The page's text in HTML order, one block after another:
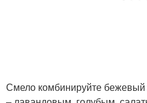
Смело комбинируйте